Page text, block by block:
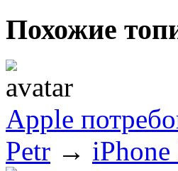
Похожие
Apple
Petr →